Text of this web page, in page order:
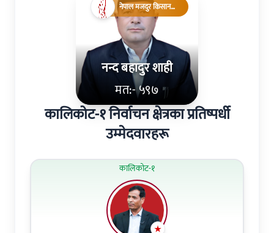
नन्द बहादुर शाही
मत:- ५९७
नेपाल मजदुर किसान
पार्टी
कालिकोट-१ निर्वाचन क्षेत्रका प्रतिष्पर्धी
उम्मेदवारहरू
कालिकोट-१